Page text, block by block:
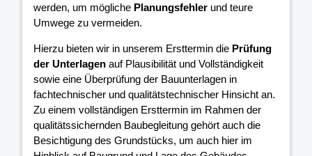
werden, um mögliche Planungsfehler und teure
Umwege zu vermeiden.
Hierzu bieten wir in unserem Ersttermin die Prüfung
der Unterlagen auf Plausibilität und Vollständigkeit
sowie eine Überprüfung der Bauunterlagen in
fachtechnischer und qualitätstechnischer Hinsicht an.
Zu einem vollständigen Ersttermin im Rahmen der
qualitätssichernden Baubegleitung gehört auch die
Besichtigung des Grundstücks, um auch hier im